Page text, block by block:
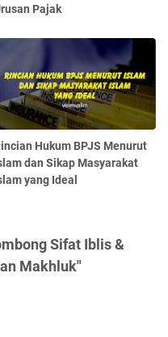
Pajak
Hukum BPJS Menurut
dan Sikap Masyarakat
yang Ideal
Sifat Iblis &
Makhluk"